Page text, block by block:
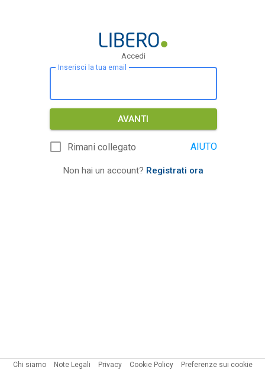
Accedi
Inserisci la tua email
AVANTI
Rimani collegato AIUTO
Non hai un account? Registrati ora
Chi siamo Note Legali Privacy Cookie Policy
Preferenze sui cookie